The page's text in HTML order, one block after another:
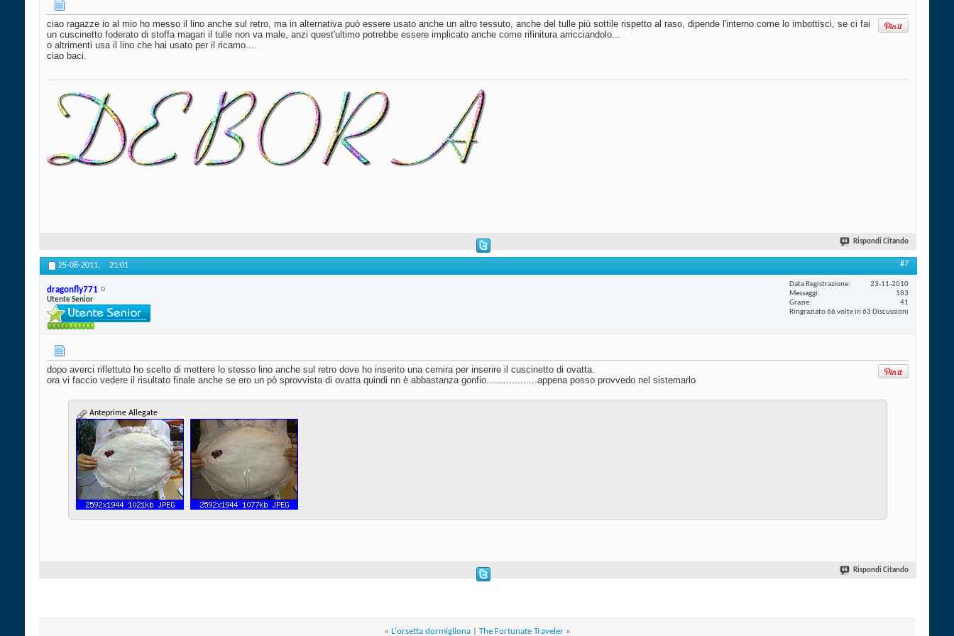
ciao ragazze io al mio ho messo il lino anche sul retro, ma in alternativa può essere usato anche un altro tessuto, anche del tulle più sottile rispetto al raso, dipende l'interno come lo imbottisci, se ci fai
un cuscinetto foderato di stoffa magari il tulle non va male, anzi quest'ultimo potrebbe essere implicato anche come rifinitura arricciandolo...
o altrimenti usa il lino che hai usato per il ricamo....
ciao baci.
Rispondi Citando
25-08-2011, 21:01 #7
dragonfly771
Utente Senior
Data Registrazione
23-11-2010
Messaggi
183
Grazie
41
Ringraziato 66 volte in 63 Discussioni
dopo averci riflettuto ho scelto di mettere lo stesso lino anche sul retro dove ho inserito una cernira per inserire il cuscinetto di ovatta.
ora vi faccio vedere il risultato finale anche se ero un pò sprovvista di ovatta quindi nn è abbastanza gonfio..................appena posso provvedo nel sistemarlo
Anteprime Allegate
Rispondi Citando
« L'orsetta dormigliona| The Fortunate Traveler »